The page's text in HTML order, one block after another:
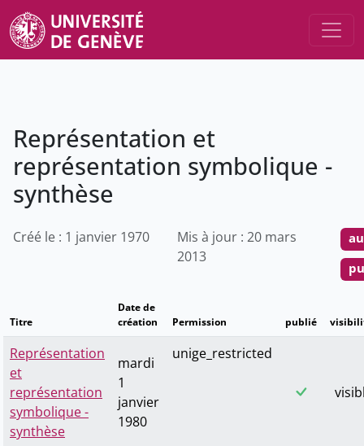
Représentation et
représentation symbolique -
synthèse
Créé le : 1 janvier 1970
Mis à jour : 20 mars
2013
Titre
Date de
création
Permission publié
Représentation
et
représentation
symbolique -
synthèse
mardi
1
janvier
1980
unige_restricted